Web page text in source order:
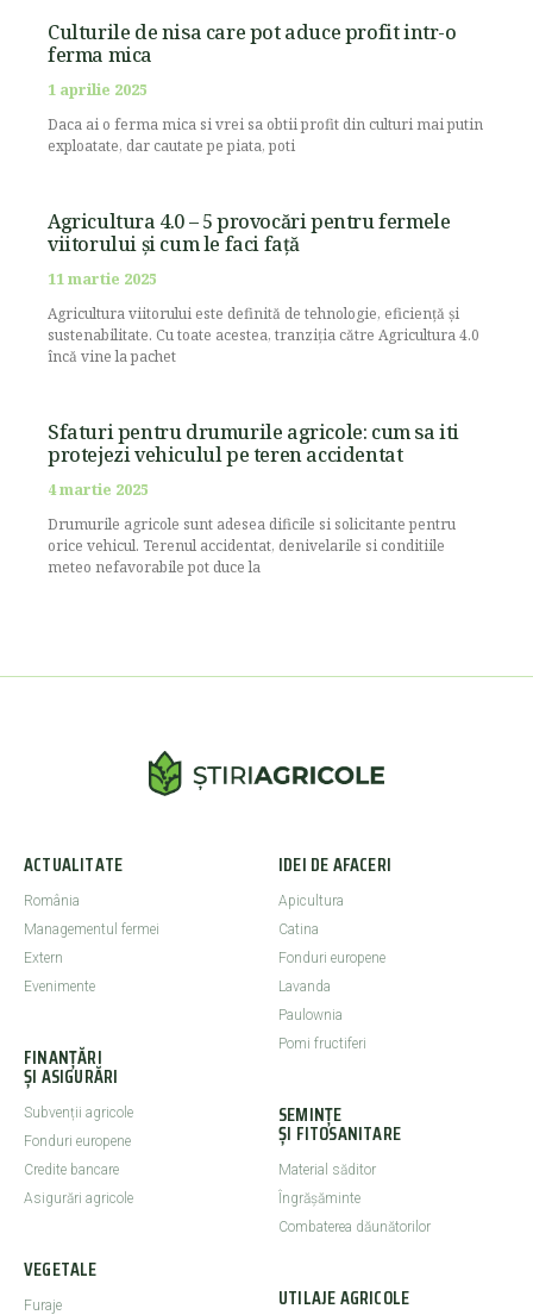
Culturile de nisa care pot aduce profit intr-o
ferma mica
1 aprilie 2025
Daca ai o ferma mica si vrei sa obtii profit din culturi mai putin
exploatate, dar cautate pe piata, poti
Agricultura 4.0 – 5 provocări pentru fermele
viitorului și cum le faci față
11 martie 2025
Agricultura viitorului este definită de tehnologie, eficiență și
sustenabilitate. Cu toate acestea, tranziția către Agricultura 4.0
încă vine la pachet
Sfaturi pentru drumurile agricole: cum sa iti
protejezi vehiculul pe teren accidentat
4 martie 2025
Drumurile agricole sunt adesea dificile si solicitante pentru
orice vehicul. Terenul accidentat, denivelarile si conditiile
meteo nefavorabile pot duce la
ACTUALITATE
România
Managementul fermei
Extern
Evenimente
FINANȚĂRI
ȘI ASIGURĂRI
Subvenții agricole
Fonduri europene
Credite bancare
Asigurări agricole
VEGETALE
Furaje
IDEI DE AFACERI
Apicultura
Catina
Fonduri europene
Lavanda
Paulownia
Pomi fructiferi
SEMINȚE
ȘI FITOSANITARE
Material săditor
Îngrășăminte
Combaterea dăunătorilor
UTILAJE AGRICOLE